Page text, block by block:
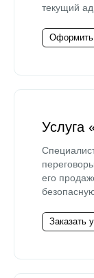
текущий
Оформить
Услуга
его
Заказать